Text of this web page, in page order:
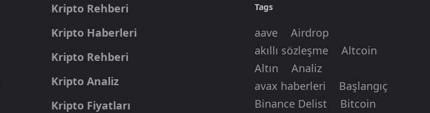
Kripto Rehberi
Kripto Haberleri
Kripto Rehberi
Kripto Analiz
Kripto Fiyatları
Tags
aave
Airdrop
akıllı sözleşme
Altcoin
Altın
Analiz
avax haberleri
Başlangıç
Binance Delist
Bitcoin